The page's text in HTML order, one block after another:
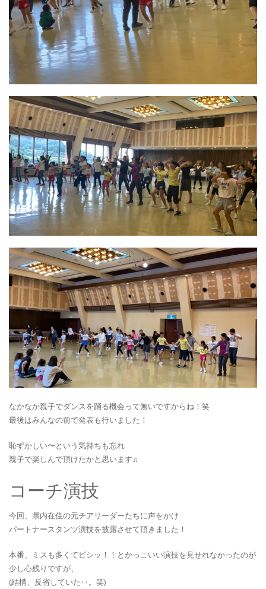
なかなか親子でダンスを踊る機会って無いですからね！笑
最後はみんなの前で発表も行いました！
恥ずかしい〜という気持ちも忘れ
親子で楽しんで頂けたかと思います♫
コーチ演技
今回、県内在住の元チアリーダーたちに声をかけ
パートナースタンツ演技を披露させて頂きました！
本番、ミスも多くてビシッ！！とかっこいい演技を見せれなかったのが
少し心残りですが、
(結構、反省していた‥。笑)